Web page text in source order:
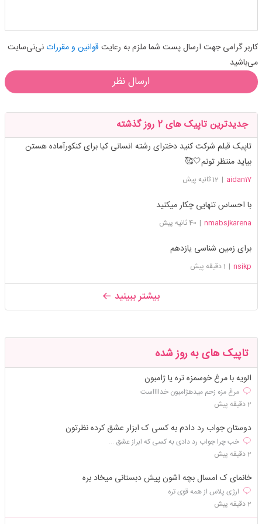
کاربر گرامی جهت ارسال پست شما ملزم به رعایت قوانین و مقرراتنی‌نی‌سایت
می‌باشید
ارسال نظر
جدیدترین تاپیک های 2 روز گذشته
تاپیک قبلم شرکت کنید دخترای رشته انسانی کیا برای کنکورآماده هستن
بیاید منتظر تونم🤍🥰
aidan17
| 12 ثانیه پیش
با احساس تنهایی چکار میکنید
nmabsjkarena
| 40 ثانیه پیش
برای زمین شناسی یازدهم
nsikp
| 1 دقیقه پیش
بیشتر ببینید
تاپیک های به روز شده
الویه با مرغ خوسمزه تره یا ژامبون
مرغ مزه زحم میدهژامبون خدااااست
2 دقیقه پیش
دوستان جواب رد دادم به کسی ک ابزار عشق کرده نظرتون
خب چرا جواب رد دادی به کسی که ابراز عشق ...
2 دقیقه پیش
خانمای ک امسال بچه اشون پیش دبستانی میخاد بره
ارژی پلاس از همه قوی تره
2 دقیقه پیش